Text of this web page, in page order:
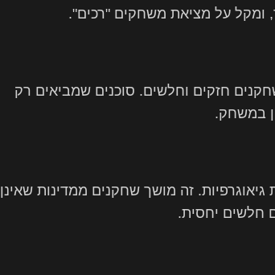
ומקל על מציאת משחקים "רכים".
חזקים וחלשים. סוכנים שמביאים רק
במשחק.
זה מושך שחקנים ממדינות שאינן
חלשים יחסית.